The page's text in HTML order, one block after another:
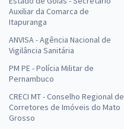
Auxiliar da Comarca de
Itapuranga
ANVISA - Agência Nacional de
Vigilância Sanitária
PM PE - Polícia Militar de
Pernambuco
CRECI MT - Conselho Regional de
Corretores de Imóveis do Mato
Grosso